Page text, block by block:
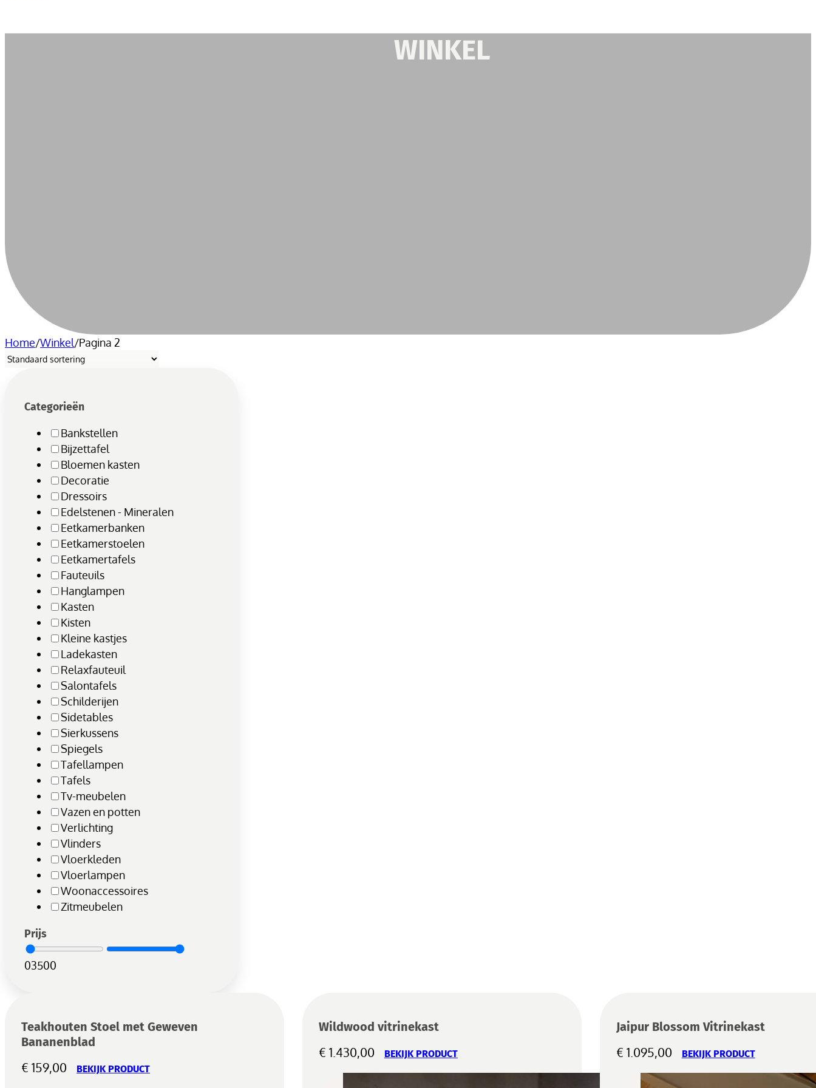
WINKEL
Home/Winkel/Pagina 2
Categorieën
Bankstellen
Bijzettafel
Bloemen kasten
Decoratie
Dressoirs
Edelstenen - Mineralen
Eetkamerbanken
Eetkamerstoelen
Eetkamertafels
Fauteuils
Hanglampen
Kasten
Kisten
Kleine kastjes
Ladekasten
Relaxfauteuil
Salontafels
Schilderijen
Sidetables
Sierkussens
Spiegels
Tafellampen
Tafels
Tv-meubelen
Vazen en potten
Verlichting
Vlinders
Vloerkleden
Vloerlampen
Woonaccessoires
Zitmeubelen
Prijs
03500
Teakhouten Stoel met Geweven
Bananenblad
€ 159,00 BEKIJK PRODUCT
Wildwood vitrinekast
€ 1.430,00 BEKIJK PRODUCT
Jaipur Blossom Vitrinekast
€ 1.095,00 BEKIJK PRODUCT